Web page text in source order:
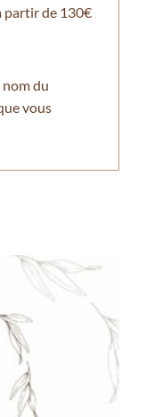
partir de 130€
nom du
vous